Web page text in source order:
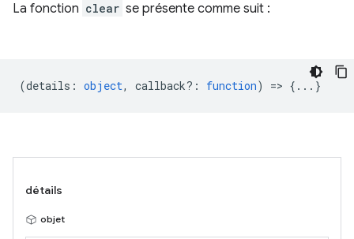
La fonction clear se présente comme suit :
(details : object, callback? : function) => {...}
détails
objet